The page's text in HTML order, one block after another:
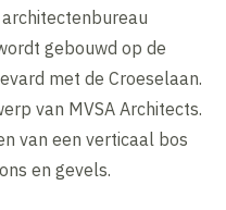
gebouwd op de
met de Croeselaan.
van MVSA Architects.
van een verticaal bos
en gevels.